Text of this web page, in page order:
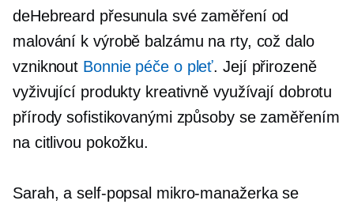
deHebreard přesunula své zaměření od
malování k výrobě balzámu na rty, což dalo
vzniknout Bonnie péče o pleť. Její přirozeně
vyživující produkty kreativně využívají dobrotu
přírody sofistikovanými způsoby se zaměřením
na citlivou pokožku.
Sarah, aself-popsal mikro-manažerkase